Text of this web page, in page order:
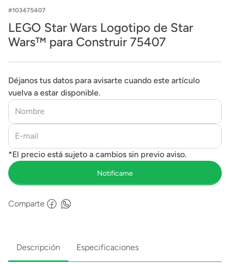
103475407
LEGO Star Wars Logotipo de Star
Wars™ para Construir 75407
Déjanos tus datos para avisarte cuando este artículo
vuelva a estar disponible.
Comparte
Descripción Especificaciones